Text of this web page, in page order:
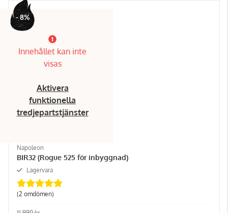
- 8%
Innehållet kan inte
visas
Aktivera
funktionella
tredjepartstjänster
Napoleon
BIR32 (Rogue 525 för inbyggnad)
Lagervara
(2 omdömen)